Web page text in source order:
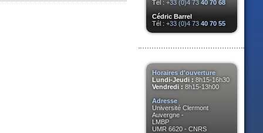
Tél : +33 (0)4 73 40 70 68
Cédric Barrel
Tél : +33 (0)4 73 40 70 55
Horaires d'ouverture
Lundi-Jeudi : 8h15-16h30
Vendredi : 8h15-13h00
Adresse
Université Clermont
Auvergne -
LMBP
UMR 6620 - CNRS